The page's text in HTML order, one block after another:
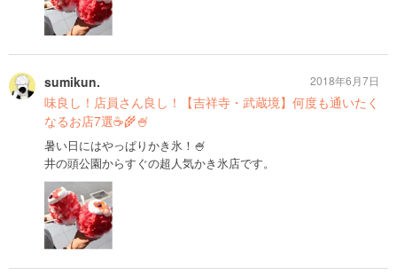
sumikun.
味良し！店員さん良し！【吉祥寺・武蔵境】何度も通いたく
なるお店7選☕️🌾🍧
暑い日にはやっぱりかき氷！🍧
井の頭公園からすぐの超人気かき氷店です。
2018年6月7日